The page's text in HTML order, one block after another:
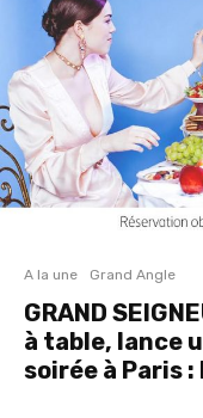
A la une Grand Angle
GRAND
à table, lance
soirée à Paris :